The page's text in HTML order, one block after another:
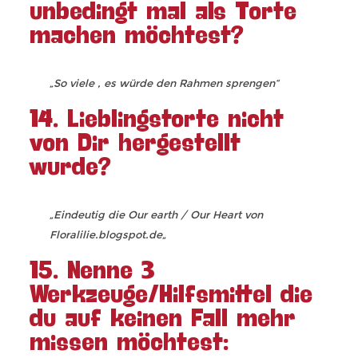
unbedingt mal als Torte
machen möchtest?
„So viele , es würde den Rahmen sprengen“
14. Lieblingstorte nicht
von Dir hergestellt
wurde?
„Eindeutig die Our earth / Our Heart von
Floralilie.blogspot.de„
15. Nenne 3
Werkzeuge/Hilfsmittel die
du auf keinen Fall mehr
missen möchtest: